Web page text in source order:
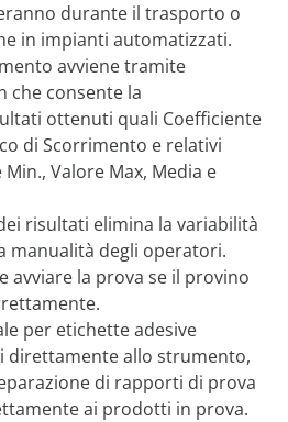
durante il trasporto o
in impianti automatizzati.
avviene tramite
che consente la
ottenuti quali Coefficiente
di Scorrimento e relativi
Valore Max, Media e
risultati elimina la variabilità
manualità degli operatori.
avviare la prova se il provino
per etichette adesive
direttamente allo strumento,
di rapporti di prova
ai prodotti in prova.